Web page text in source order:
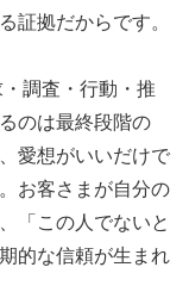
証拠だからです。
調査・行動・推
のは最終段階の
愛想がいいだけで
お客さまが自分の
「この人でないと
的な信頼が生まれ